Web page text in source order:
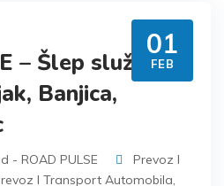
01
FEB
– Šlep služba
Banjica,
- ROAD PULSE
Prevoz I
I Transport Automobila,